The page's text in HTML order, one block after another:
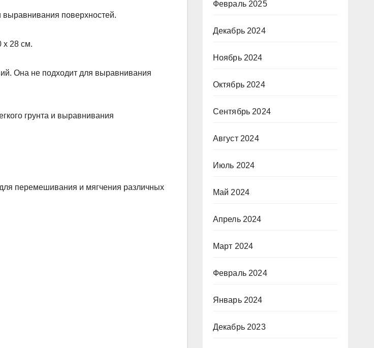
выравнивания поверхностей.
x 28 см.
Она не подходит для выравнивания
грунта и выравнивания
перемешивания и мягчения различных
Февраль 2025
Декабрь 2024
Ноябрь 2024
Октябрь 2024
Сентябрь 2024
Август 2024
Июль 2024
Май 2024
Апрель 2024
Март 2024
Февраль 2024
Январь 2024
Декабрь 2023